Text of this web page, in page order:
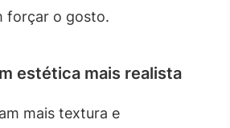
forçar o gosto.
estética mais realista
mais textura e